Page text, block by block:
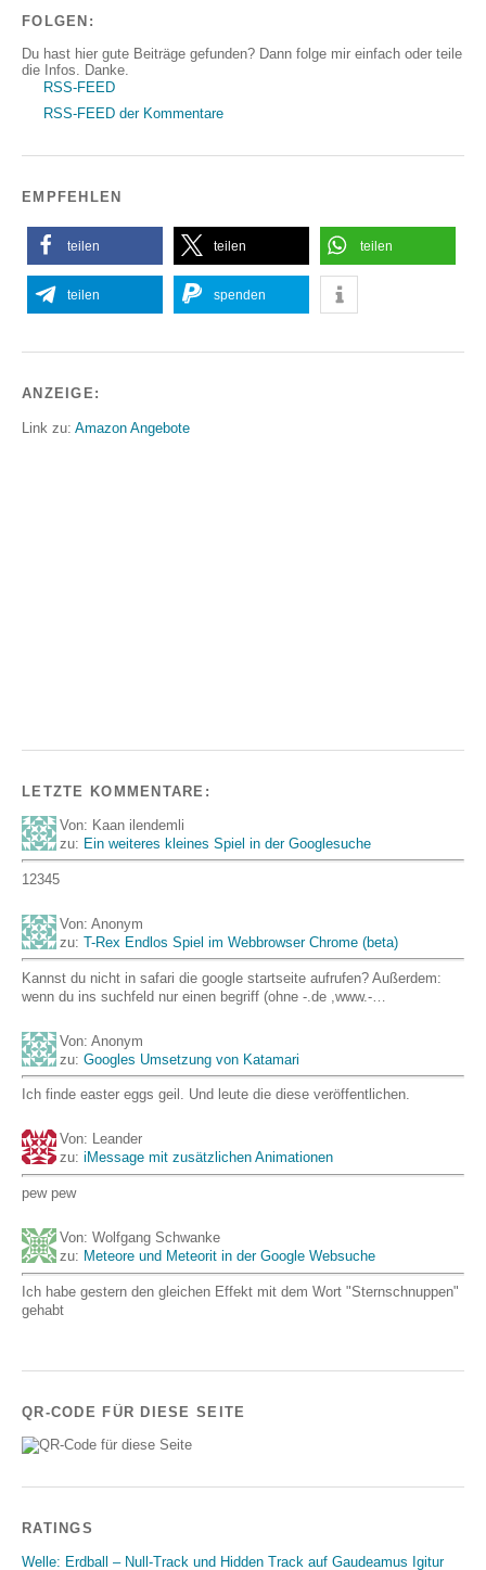
FOLGEN:
Du hast hier gute Beiträge gefunden? Dann folge mir einfach oder teile
die Infos. Danke.
RSS-FEED
RSS-FEED der Kommentare
EMPFEHLEN
teilen teilen teilen
teilen spenden
ANZEIGE:
Link zu: Amazon Angebote
LETZTE KOMMENTARE:
Von: Kaan ilendemli
zu: Ein weiteres kleines Spiel in der Googlesuche
12345
Von: Anonym
zu: T-Rex Endlos Spiel im Webbrowser Chrome (beta)
Kannst du nicht in safari die google startseite aufrufen? Außerdem:
wenn du ins suchfeld nur einen begriff (ohne -.de ,www.-…
Von: Anonym
zu: Googles Umsetzung von Katamari
Ich finde easter eggs geil. Und leute die diese veröffentlichen.
Von: Leander
zu: iMessage mit zusätzlichen Animationen
pew pew
Von: Wolfgang Schwanke
zu: Meteore und Meteorit in der Google Websuche
Ich habe gestern den gleichen Effekt mit dem Wort "Sternschnuppen"
gehabt
QR-CODE FÜR DIESE SEITE
RATINGS
Welle: Erdball – Null-Track und Hidden Track auf Gaudeamus Igitur